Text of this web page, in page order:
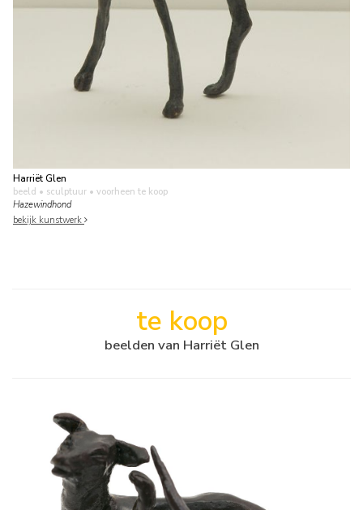
Harriët Glen
beeld • sculptuur • voorheen te koop
Hazewindhond
bekijk kunstwerk
te koop
beelden van Harriët Glen